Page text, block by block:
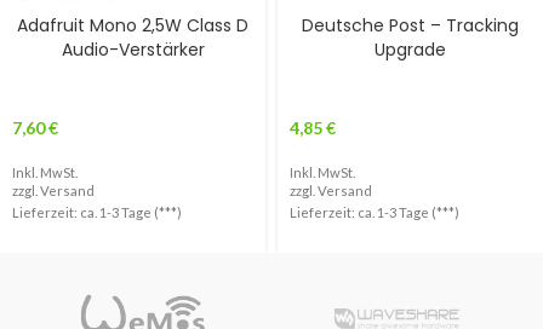
Adafruit Mono 2,5W Class D
Audio-Verstärker
7,60€
Inkl. MwSt.
zzgl. Versand
Lieferzeit: ca. 1-3 Tage (***)
Deutsche Post – Tracking
Upgrade
4,85€
Inkl. MwSt.
zzgl. Versand
Lieferzeit: ca. 1-3 Tage (***)